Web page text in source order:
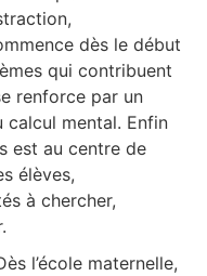
dès le début
qui contribuent
renforce par un
calcul mental. Enfin
est au centre de
élèves,
à chercher,
l’école maternelle,